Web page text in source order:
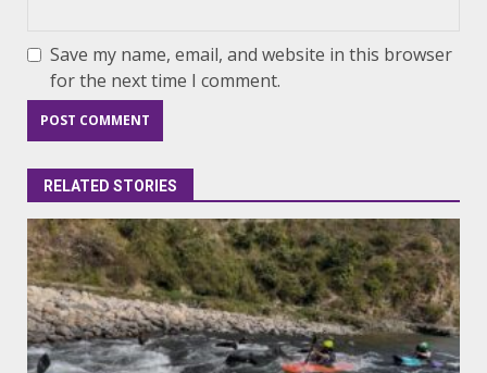
Save my name, email, and website in this browser
for the next time I comment.
RELATED STORIES